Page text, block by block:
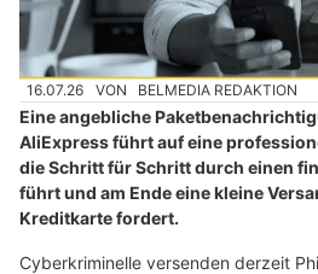
16.07.26 VON BELMEDIA REDAKTION
Eine angebliche
AliExpress führt auf eine
die Schritt für Schritt durch einen
führt und am Ende eine kleine
Kreditkarte fordert.
Cyberkriminelle versenden derzeit